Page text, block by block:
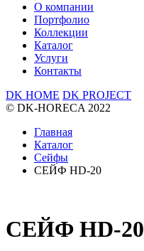
О компании
Портфолио
Коллекции
Каталог
Услуги
Контакты
DK HOME DK PROJECT
© DK-HORECA 2022
Главная
Каталог
Сейфы
СЕЙФ HD-20
СЕЙФ HD-20